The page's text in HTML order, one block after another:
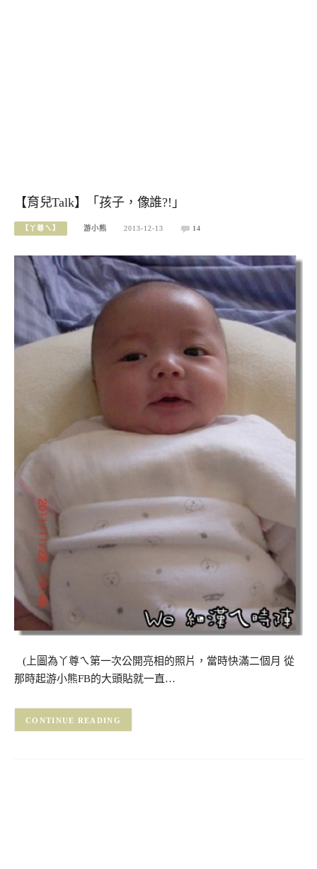
【育兒Talk】「孩子，像誰?!」
【丫尊ㄟ】 游小熊 2013-12-13 14
(上圖為丫尊ㄟ第一次公開亮相的照片，當時快滿二個月 從
那時起游小熊FB的大頭貼就一直…
CONTINUE READING